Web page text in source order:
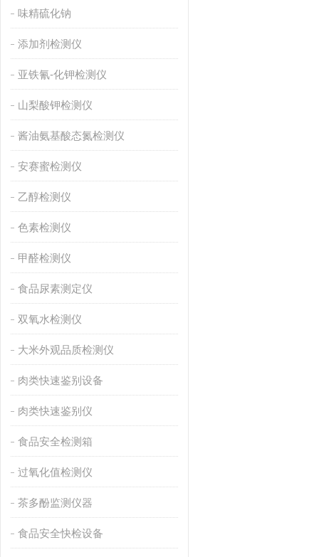
味精硫化钠
添加剂检测仪
亚铁氰-化钾检测仪
山梨酸钾检测仪
酱油氨基酸态氮检测仪
安赛蜜检测仪
乙醇检测仪
色素检测仪
甲醛检测仪
食品尿素测定仪
双氧水检测仪
大米外观品质检测仪
肉类快速鉴别设备
肉类快速鉴别仪
食品安全检测箱
过氧化值检测仪
茶多酚监测仪器
食品安全快检设备